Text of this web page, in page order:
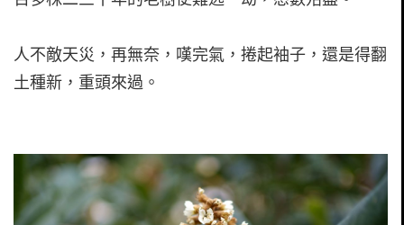
人不敵天災，再無奈，嘆完氣，捲起袖子，還是得翻
土種新，重頭來過。